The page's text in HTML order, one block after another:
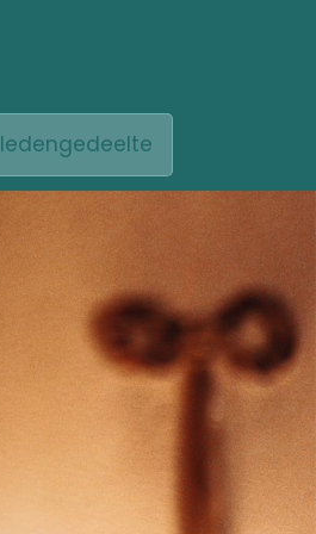
ledengedeelte